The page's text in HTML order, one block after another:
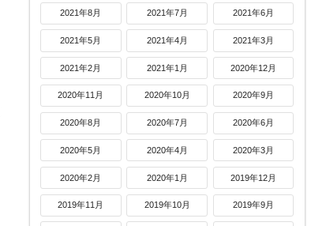
2021年8月 2021年7月 2021年6月
2021年5月 2021年4月 2021年3月
2021年2月 2021年1月 2020年12月
2020年11月 2020年10月 2020年9月
2020年8月 2020年7月 2020年6月
2020年5月 2020年4月 2020年3月
2020年2月 2020年1月 2019年12月
2019年11月 2019年10月 2019年9月